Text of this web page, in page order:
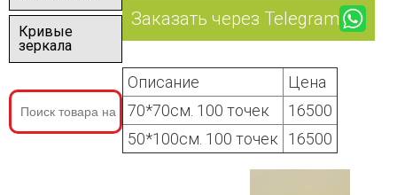
Кривые
зеркала
Заказать через Telegram
Описание
Цена
70*70см. 100 точек
16500
50*100см. 100 точек 16500